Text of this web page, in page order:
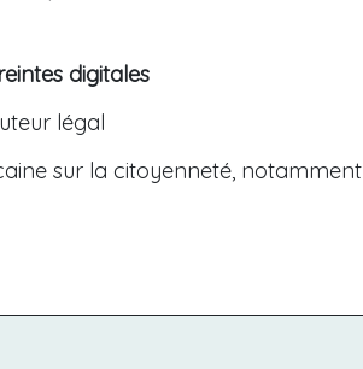
digitales
légal
sur la citoyenneté, notamment